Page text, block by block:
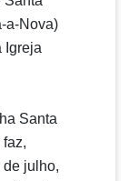
a-Nova)
Igreja
Santa
faz,
de julho,